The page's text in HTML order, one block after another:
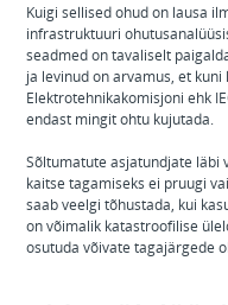
Kuigi sellised ohud on lausa
infrastruktuuri
seadmed on tavaliselt
ja levinud on arvamus, et
Elektrotehnikakomisjoni ehk
endast mingit ohtu kujutada.
Sõltumatute asjatundjate läbi
kaitse tagamiseks ei pruugi
saab veelgi tõhustada, kui
on võimalik katastroofilise
osutuda võivate tagajärgede